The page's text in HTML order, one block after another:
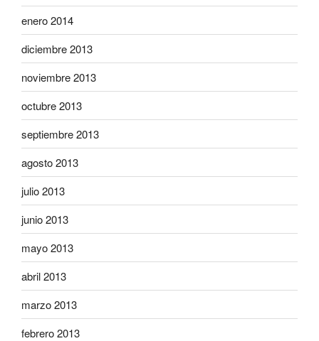
enero 2014
diciembre 2013
noviembre 2013
octubre 2013
septiembre 2013
agosto 2013
julio 2013
junio 2013
mayo 2013
abril 2013
marzo 2013
febrero 2013